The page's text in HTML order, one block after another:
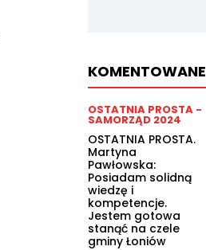
KOMENTOWANE
OSTATNIA PROSTA -
SAMORZĄD 2024
OSTATNIA PROSTA.
Martyna
Pawłowska:
Posiadam solidną
wiedzę i
kompetencje.
Jestem gotowa
stanąć na czele
gminy Łoniów